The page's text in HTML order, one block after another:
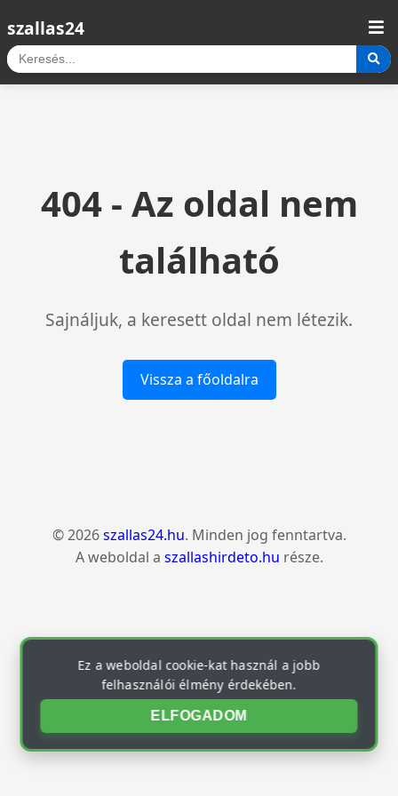
szallas24
404 - Az oldal nem
található
Sajnáljuk, a keresett oldal nem létezik.
Vissza a főoldalra
© 2026szallas24.hu. Minden jog fenntartva.
A weboldal a szallashirdeto.hu része.
Ez a weboldal cookie-kat használ a jobb
felhasználói élmény érdekében.
ELFOGADOM